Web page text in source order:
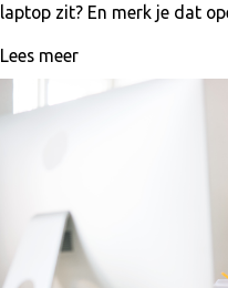
laptop zit? En merk je dat
Lees meer